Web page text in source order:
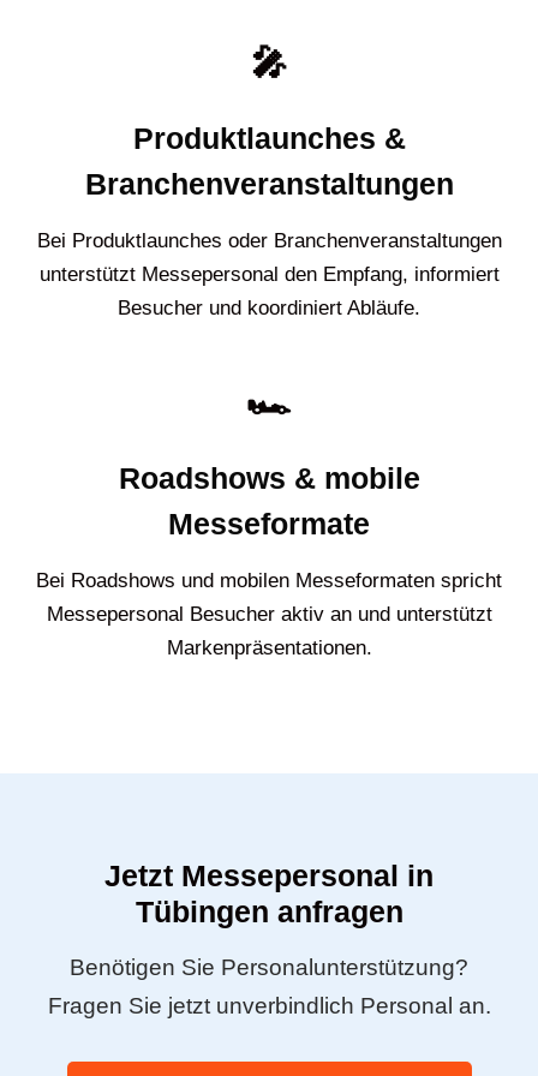
🎤
Produktlaunches &
Branchenveranstaltungen
Bei Produktlaunches oder Branchenveranstaltungen
unterstützt Messepersonal den Empfang, informiert
Besucher und koordiniert Abläufe.
🏎️
Roadshows & mobile
Messeformate
Bei Roadshows und mobilen Messeformaten spricht
Messepersonal Besucher aktiv an und unterstützt
Markenpräsentationen.
Jetzt Messepersonal in
Tübingen anfragen
Benötigen Sie Personalunterstützung?
Fragen Sie jetzt unverbindlich Personal an.